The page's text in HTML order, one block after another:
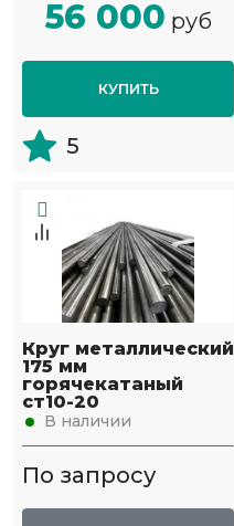
56 000 руб
КУПИТЬ
5
Круг металлический
175 мм
горячекатаный
ст10-20
В наличии
По запросу